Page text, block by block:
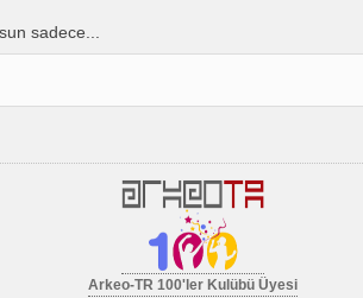
sadece...
Arkeo-TR 100'ler Kulübü Üyesi